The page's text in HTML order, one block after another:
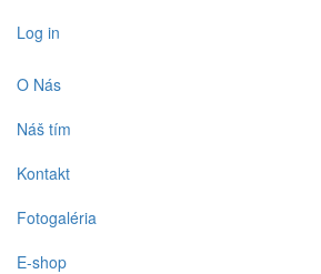
Používateľské
Log in
Main
navigation
O Nás
Náš tím
Kontakt
Fotogaléria
E-shop